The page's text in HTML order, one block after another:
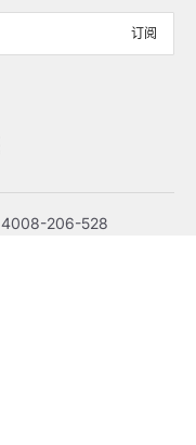
订阅
4008-206-528